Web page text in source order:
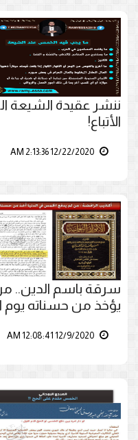
ننشر عقيدة الشيعة
الأتباع!
سرقة باسم الدين..
يؤخذ من حسناته يوم